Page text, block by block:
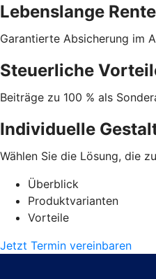
Lebenslange Rente
Garantierte Absicherung im
Steuerliche
Beiträge zu 100 % als
Individuelle
Wählen Sie die Lösung, die
Überblick
Produktvarianten
Vorteile
Jetzt Termin vereinbaren